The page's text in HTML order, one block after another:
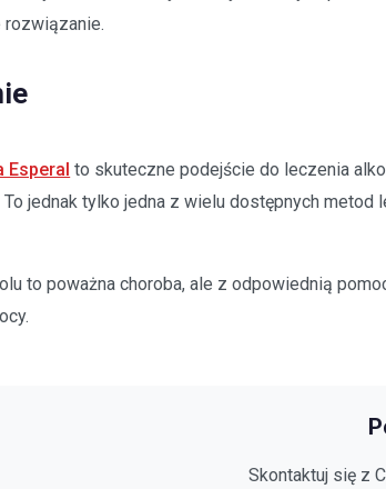
rozwiązanie.
Esperal to skuteczne podejście do leczenia
To jednak tylko jedna z wielu dostępnych
to poważna choroba, ale z odpowiednią
Skontaktuj się z